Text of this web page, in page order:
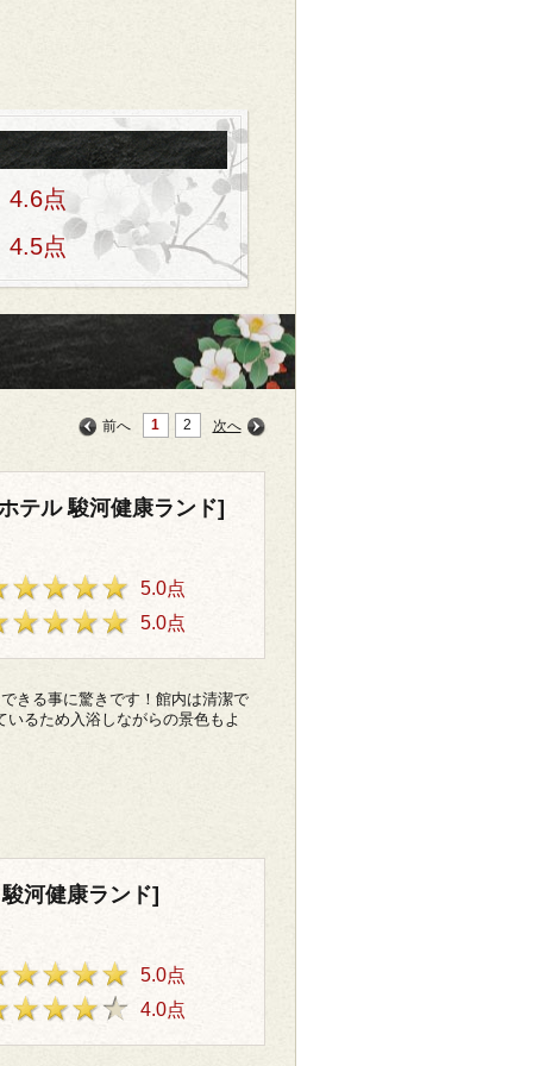
4.6点
4.5点
前へ 1 2 次へ
テル 駿河健康ランド]
5.0点
5.0点
きる事に驚きです！館内は清潔で
るため入浴しながらの景色もよ
河健康ランド]
5.0点
4.0点